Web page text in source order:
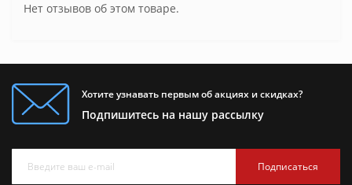
Нет отзывов об этом товаре.
Хотите узнавать первым об акциях и скидках?
Подпишитесь на нашу рассылку
Подписаться